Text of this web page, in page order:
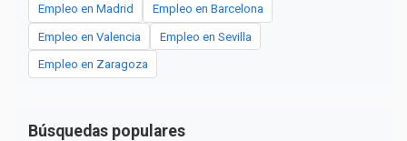
Empleo en Madrid Empleo en Barcelona
Empleo en Valencia Empleo en Sevilla
Empleo en Zaragoza
Búsquedas populares